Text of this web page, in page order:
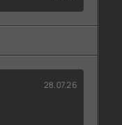
28.07.26